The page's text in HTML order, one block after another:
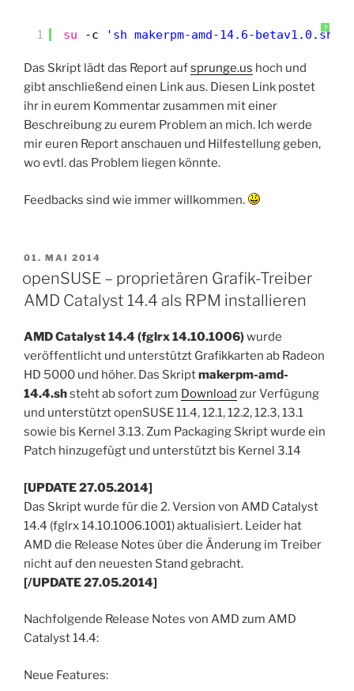
?
1 su -c 'sh makerpm-amd-14.6-betav1.0.sh
Das Skript lädt das Report aufsprunge.us hoch und
gibt anschließend einen Link aus. Diesen Link postet
ihr in eurem Kommentar zusammen mit einer
Beschreibung zu eurem Problem an mich. Ich werde
mir euren Report anschauen und Hilfestellung geben,
wo evtl. das Problem liegen könnte.
Feedbacks sind wie immer willkommen.
VERÖFFENTLICHT
01. MAI 2014
openSUSE – proprietären Grafik-Treiber
AMD Catalyst 14.4 als RPM installieren
AMD Catalyst 14.4 (fglrx 14.10.1006)wurde
veröffentlicht und unterstützt Grafikkarten ab Radeon
HD 5000 und höher. Das Skriptmakerpm-amd-
14.4.shsteht ab sofort zum Download zur Verfügung
und unterstützt openSUSE 11.4, 12.1, 12.2, 12.3, 13.1
sowie bis Kernel 3.13. Zum Packaging Skript wurde ein
Patch hinzugefügt und unterstützt bis Kernel 3.14
[UPDATE 27.05.2014]
Das Skript wurde für die 2. Version von AMD Catalyst
14.4 (fglrx 14.10.1006.1001) aktualisiert. Leider hat
AMD die Release Notes über die Änderung im Treiber
nicht auf den neuesten Stand gebracht.
[/UPDATE 27.05.2014]
Nachfolgende Release Notes von AMD zum AMD
Catalyst 14.4:
Neue Features: